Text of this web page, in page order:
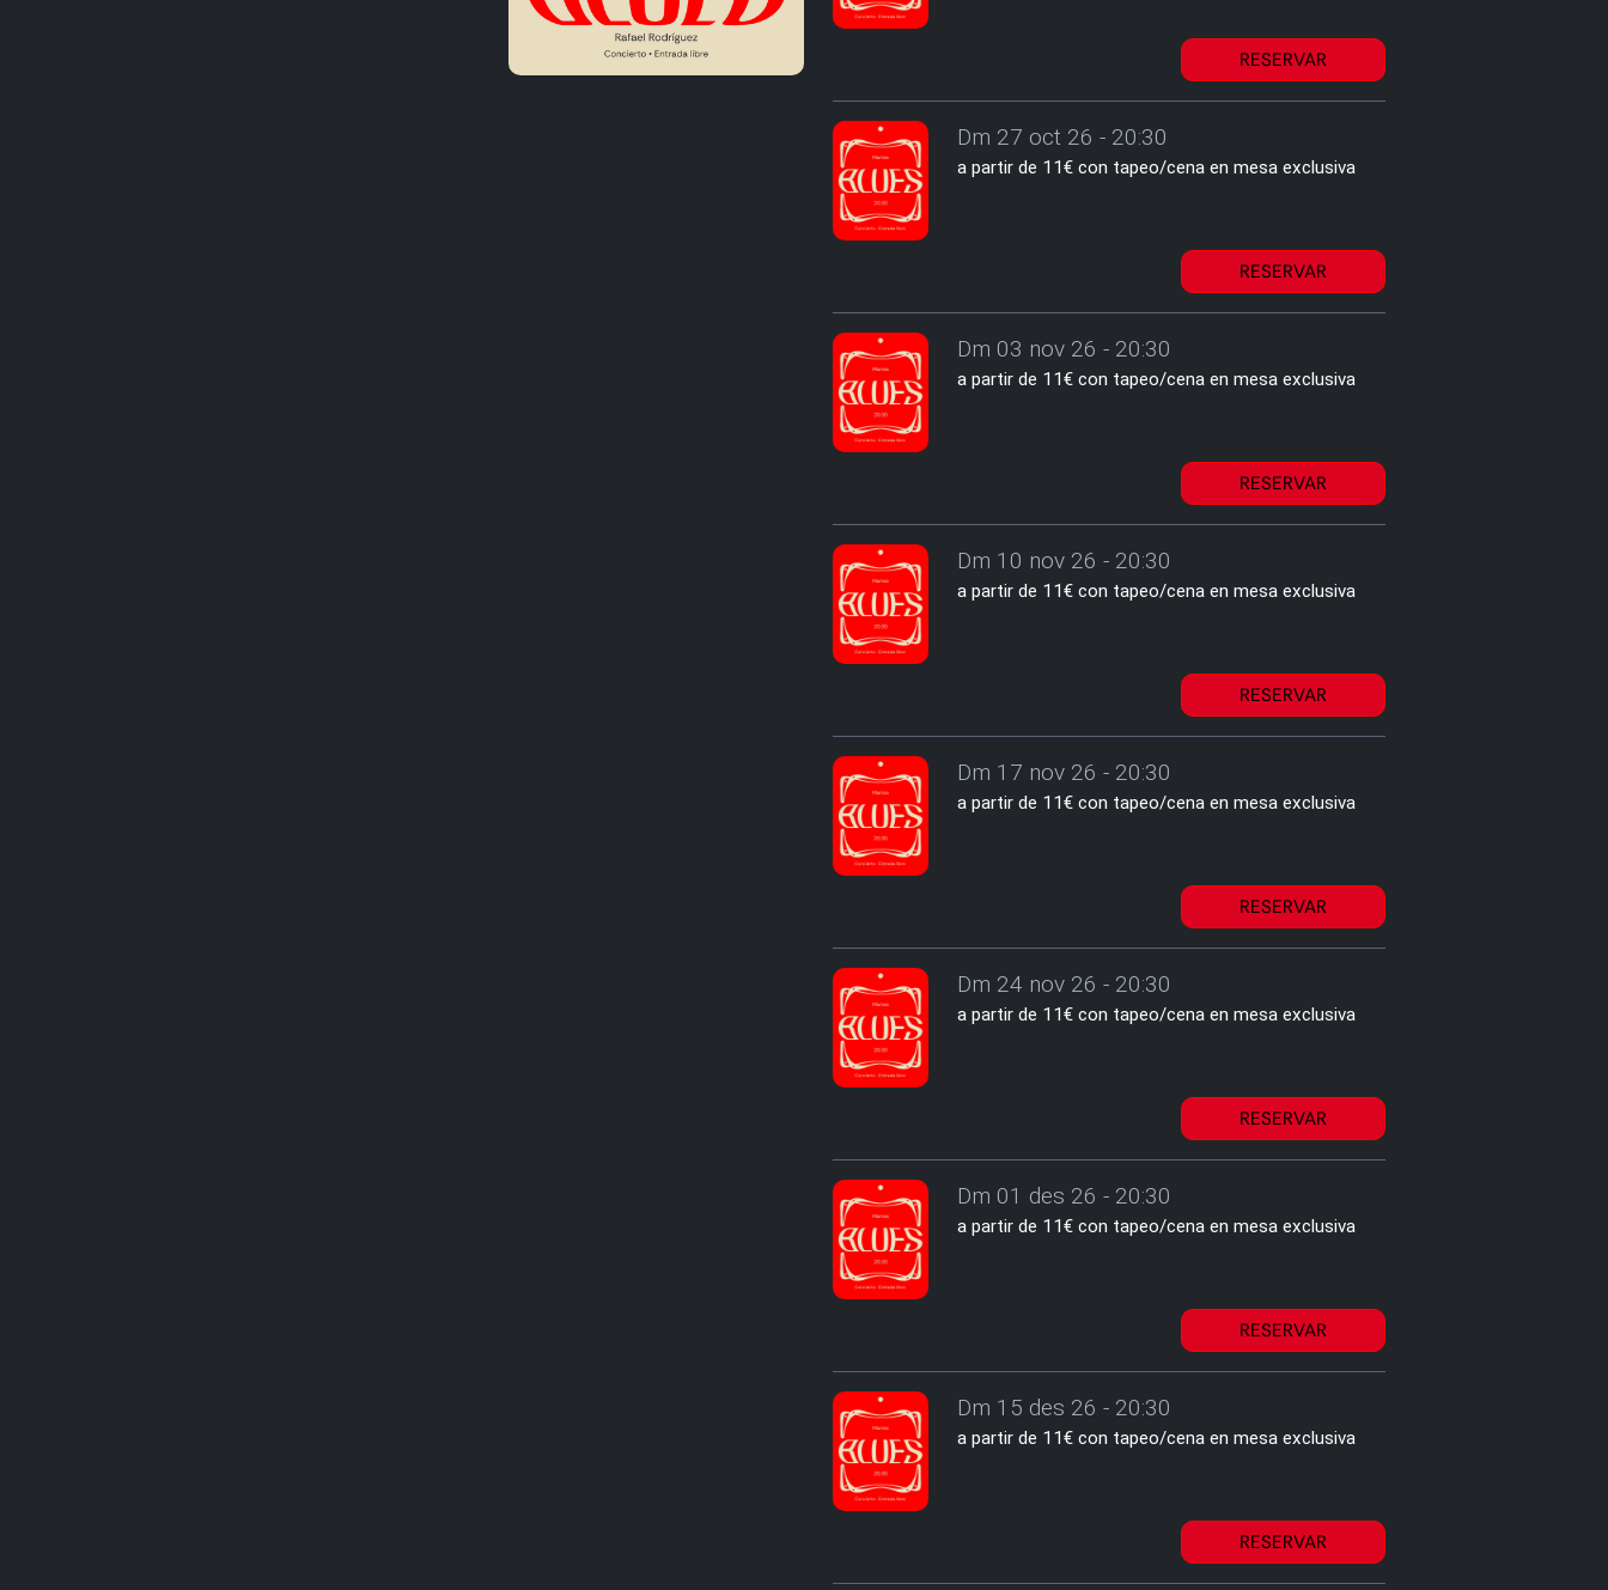
RESERVAR
Dm 27 oct 26 - 20:30
a partir de 11€ con tapeo/cena en mesa exclusiva
RESERVAR
Dm 03 nov 26 - 20:30
a partir de 11€ con tapeo/cena en mesa exclusiva
RESERVAR
Dm 10 nov 26 - 20:30
a partir de 11€ con tapeo/cena en mesa exclusiva
RESERVAR
Dm 17 nov 26 - 20:30
a partir de 11€ con tapeo/cena en mesa exclusiva
RESERVAR
Dm 24 nov 26 - 20:30
a partir de 11€ con tapeo/cena en mesa exclusiva
RESERVAR
Dm 01 des 26 - 20:30
a partir de 11€ con tapeo/cena en mesa exclusiva
RESERVAR
Dm 15 des 26 - 20:30
a partir de 11€ con tapeo/cena en mesa exclusiva
RESERVAR